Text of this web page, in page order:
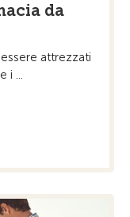
da
attrezzati
i ...